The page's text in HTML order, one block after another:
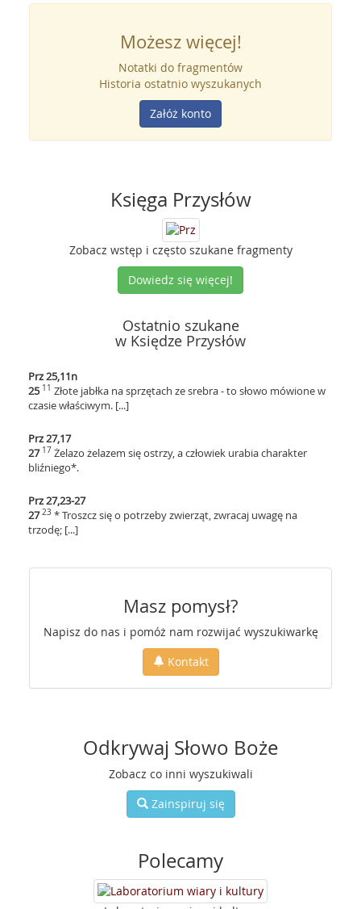
Możesz więcej!
Notatki do fragmentów
Historia ostatnio wyszukanych
Załóż konto
Księga Przysłów
Zobacz wstęp i często szukane fragmenty
Dowiedz się więcej!
Ostatnio szukane
w Księdze Przysłów
Prz 25,11n
25 11 Złote jabłka na sprzętach ze srebra - to słowo mówione w
czasie właściwym. [...]
Prz 27,17
2717 Żelazo żelazem się ostrzy, a człowiek urabia charakter
bliźniego*.
Prz 27,23-27
2723 * Troszcz się o potrzeby zwierząt, zwracaj uwagę na
trzodę; [...]
Masz pomysł?
Napisz do nas i pomóż nam rozwijać wyszukiwarkę
Kontakt
Odkrywaj Słowo Boże
Zobacz co inni wyszukiwali
Zainspiruj się
Polecamy